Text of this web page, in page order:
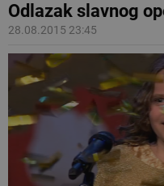
Odlazak slavnog
28.08.2015 23:45